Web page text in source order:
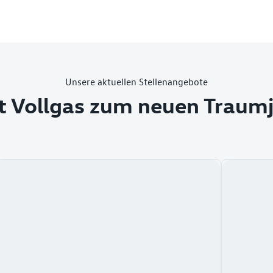
Unsere aktuellen Stellenangebote
Vollgas zum neuen